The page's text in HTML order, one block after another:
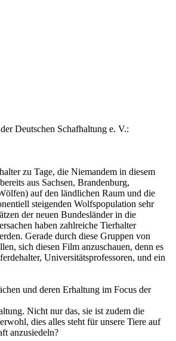
Deutschen Schafhaltung e. V.:
zu Tage, die Niemandem in diesem
aus Sachsen, Brandenburg,
auf den ländlichen Raum und die
steigenden Wolfspopulation sehr
der neuen Bundesländer in die
haben zahlreiche Tierhalter
Gerade durch diese Gruppen von
sich diesen Film anzuschauen, denn es
Universitätsprofessoren, und ein
und deren Erhaltung im Focus der
Nicht nur das, sie ist zudem die
dies alles steht für unsere Tiere auf
anzusiedeln?